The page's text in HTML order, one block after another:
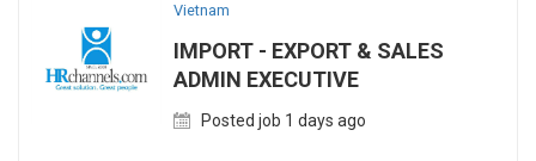
Vietnam
IMPORT - EXPORT & SALES
ADMIN EXECUTIVE
Posted job 1 days ago